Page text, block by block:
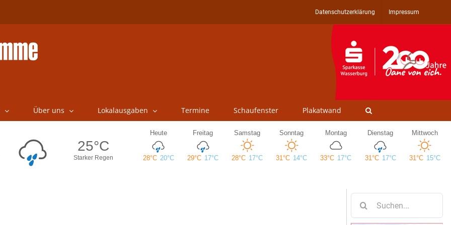
Datenschutzerklärung Impressum
Über uns Lokalausgaben Termine Schaufenster Plakatwand
nach: